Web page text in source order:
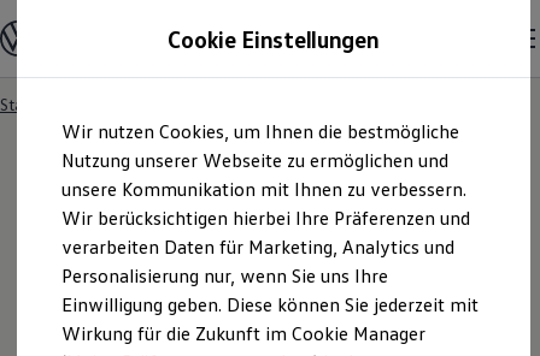
Hauptinhalt
springen
Footer
springen
Modelle & Konfigurator
Nutzfahrzeugkategorien entdecken
Modelle konfigurieren
Vorgängermodelle und Oldtimer
Vorgängermodelle
Oldtimer
Bulli Historie
Branchenlösungen & Gewerbekunden
Umbaulösungen und Hersteller finden
Auf- und Umbauten entdecken & konfigurieren
Groß- und Sonderkunden
Großkunden
Kommunen & Behörden
Startseite
IhreSuchergebnisse
Cookie Einstellungen
Wir nutzen Cookies, um Ihnen die bestmögliche
Nutzung unserer Webseite zu ermöglichen und
unsere Kommunikation mit Ihnen zu verbessern.
Wir berücksichtigen hierbei Ihre Präferenzen und
verarbeiten Daten für Marketing, Analytics und
Personalisierung nur, wenn Sie uns Ihre
Einwilligung geben. Diese können Sie jederzeit mit
Wirkung für die Zukunft im Cookie Manager